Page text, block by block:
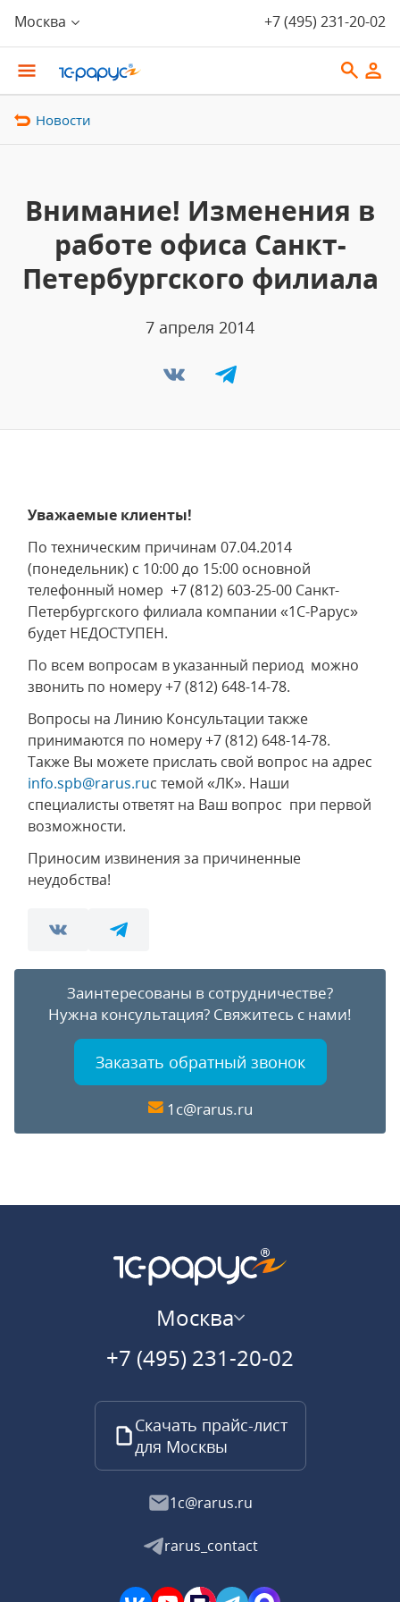
Москва +7 (495) 231-20-02
Новости
Внимание! Изменения в
работе офиса Санкт-
Петербургского филиала
7 апреля 2014
Уважаемые клиенты!
По техническим причинам 07.04.2014
(понедельник) с 10:00 до 15:00 основной
телефонный номер +7 (812) 603-25-00 Санкт-
Петербургского филиала компании «1С-Рарус»
будет НЕДОСТУПЕН.
По всем вопросам в указанный период можно
звонить по номеру +7 (812) 648-14-78.
Вопросы на Линию Консультации также
принимаются по номеру +7 (812) 648-14-78.
Также Вы можете прислать свой вопрос на адрес
info.spb@rarus.ruс темой «ЛК». Наши
специалисты ответят на Ваш вопрос при первой
возможности.
Приносим извинения за причиненные
неудобства!
Заинтересованы в сотрудничестве?
Нужна консультация? Свяжитесь с нами!
Заказать обратный звонок
1c@rarus.ru
Москва
+7 (495) 231-20-02
Скачать прайс-лист
для Москвы
1c@rarus.ru
rarus_contact